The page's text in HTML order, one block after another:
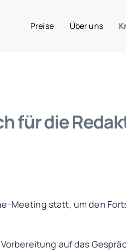
Preise Über uns
für die
Meeting statt, um den
auf das